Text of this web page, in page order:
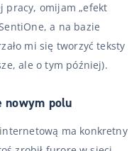
pracy, omijam „efekt
a na bazie
mi się tworzyć teksty
ale o tym później).
nowym polu
ma konkretny